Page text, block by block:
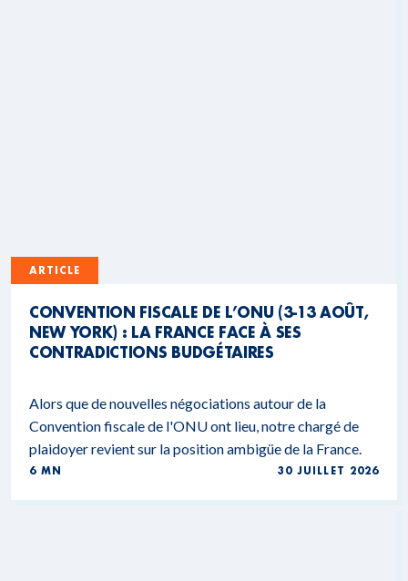
ARTICLE
CONVENTION FISCALE DE L’ONU (3-13 AOÛT,
NEW YORK) : LA FRANCE FACE À SES
CONTRADICTIONS BUDGÉTAIRES
Alors que de nouvelles négociations autour de la
Convention fiscale de l'ONU ont lieu, notre chargé de
plaidoyer revient sur la position ambigüe de la France.
6 MN 30 JUILLET 2026